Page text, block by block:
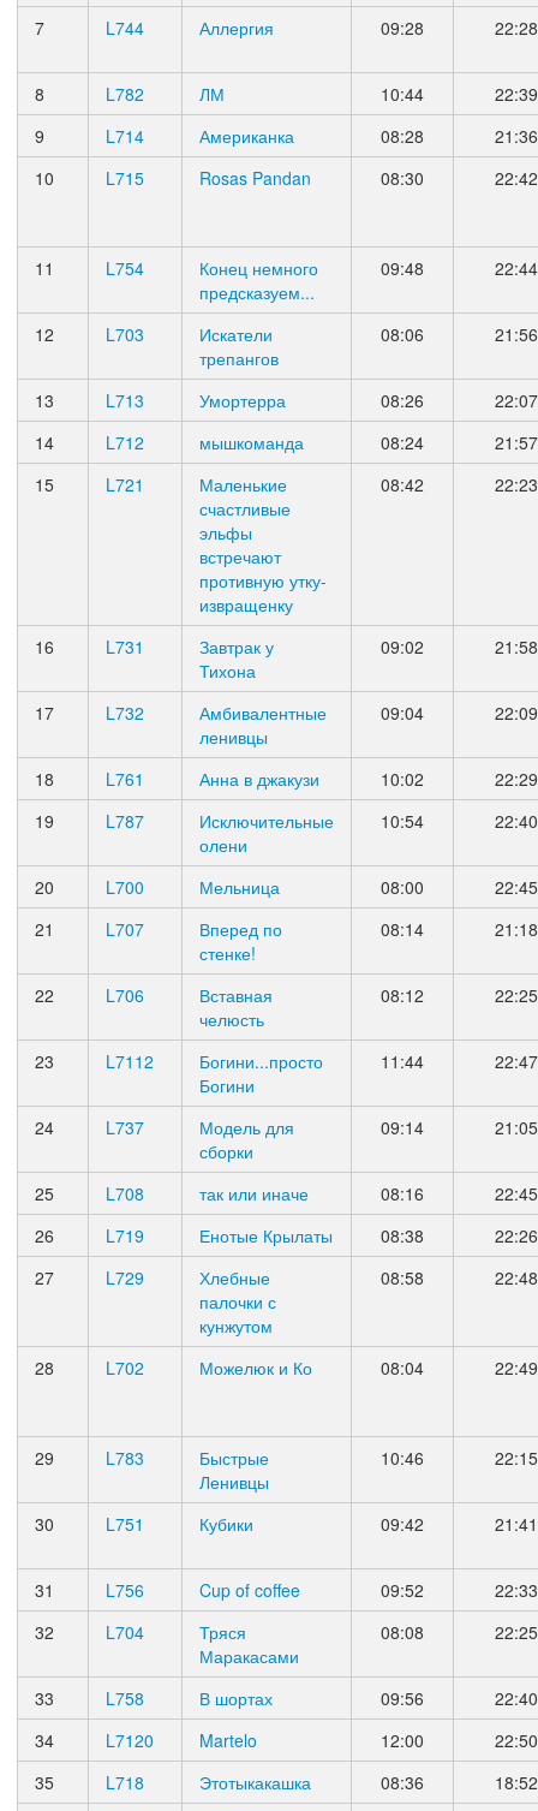
7 L744 Аллергия 09:28 22:28
8 L782 ЛМ 10:44
22:39
9
L714 Американка 08:28
21:36
10
L715 Rosas Pandan 08:30 22:42
11 L754
Конец немного
предсказуем...
09:48 22:44
12 L703
Искатели
трепангов
08:06 21:56
13 L713 Умортерра 08:26
22:07
14
L712 мышкоманда 08:24
21:57
15
L721
Маленькие
счастливые
эльфы
встречают
противную утку-
извращенку
08:42 22:23
16 L731
Завтрак у
Тихона
09:02 21:58
17 L732
Амбивалентные
ленивцы
09:04 22:09
18 L761 Анна в джакузи 10:02
22:29
19
L787
Исключительные
олени
10:54 22:40
20 L700 Мельница 08:00
22:45
21
L707
Вперед по
стенке!
08:14 21:18
22 L706
Вставная
челюсть
08:12 22:25
23 L7112
Богини...просто
Богини
11:44 22:47
24 L737
Модель для
сборки
09:14 21:05
25 L708 так или иначе 08:16
22:45
26
L719 Енотые Крылаты 08:38
22:26
27
L729
Хлебные
палочки с
кунжутом
08:58 22:48
28 L702 Можелюк и Ко 08:04 22:49
29 L783
Быстрые
Ленивцы
10:46 22:15
30 L751 Кубики 09:42 21:41
31 L756 Cup of coffee 09:52
22:33
32
L704
Тряся
Маракасами
08:08 22:25
33 L758 В шортах 09:56
22:40
34
L7120 Martelo 12:00
22:50
35
L718 Этотыкакашка 08:36
18:52